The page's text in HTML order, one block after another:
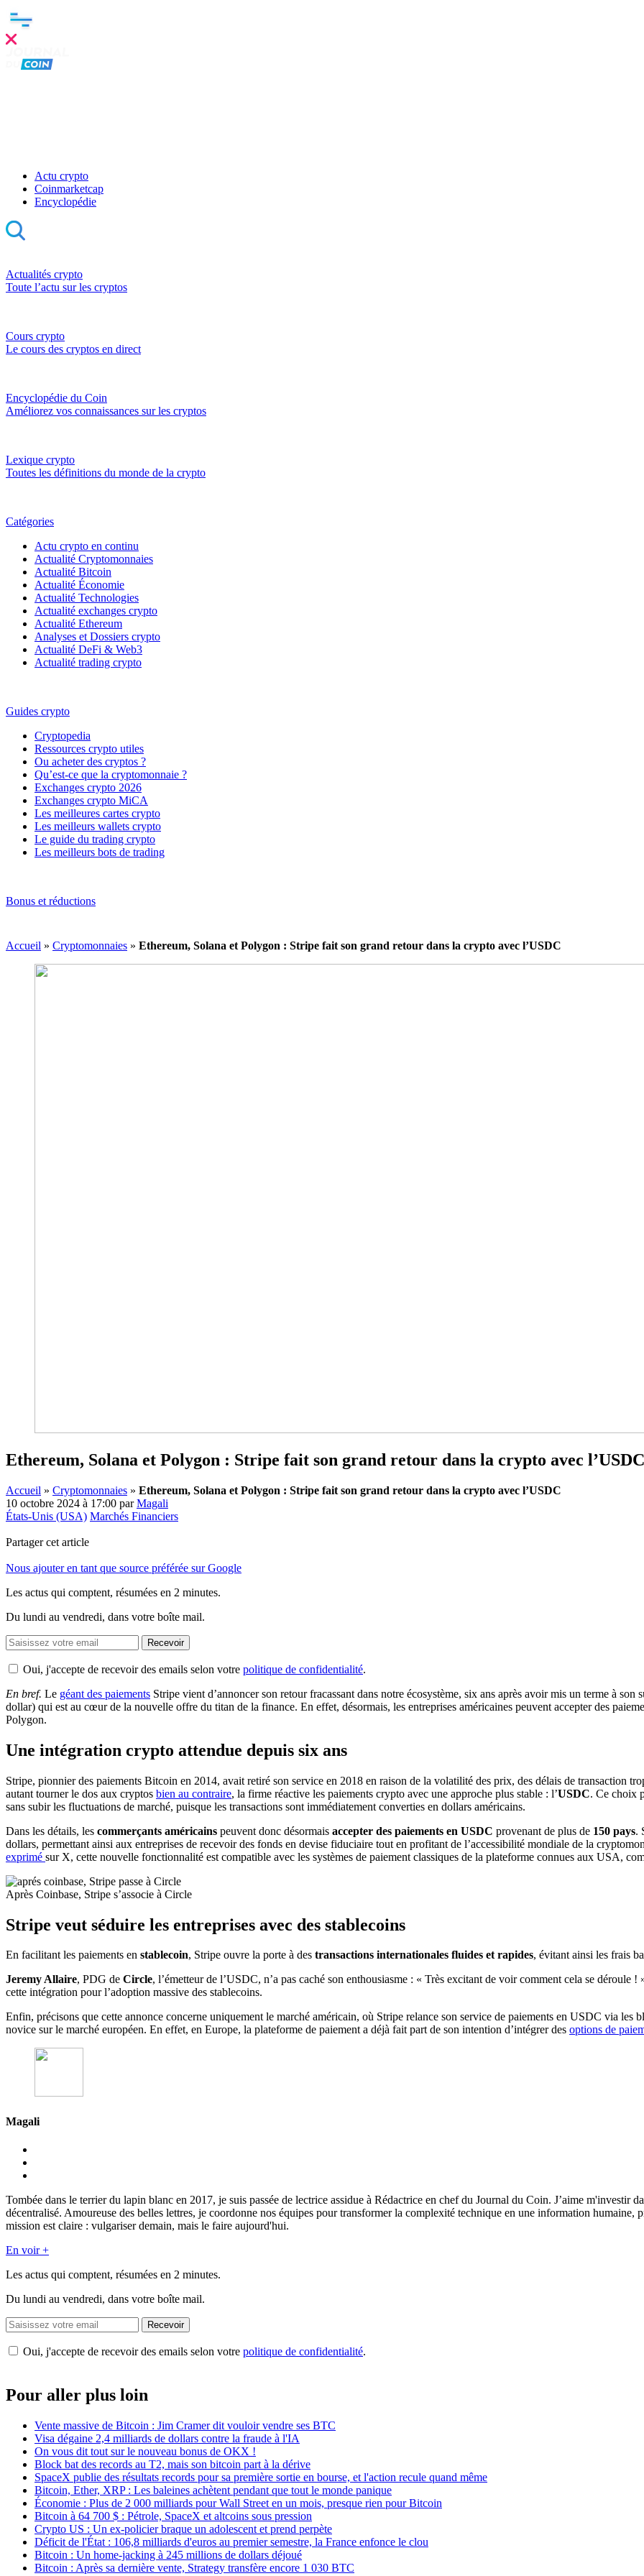
Actu crypto
Coinmarketcap
Encyclopédie
Actualités crypto
Toute l’actu sur les cryptos
Cours crypto
Le cours des cryptos en direct
Encyclopédie du Coin
Améliorez vos connaissances sur les cryptos
Lexique crypto
Toutes les définitions du monde de la crypto
Catégories
Actu crypto en continu
Actualité Cryptomonnaies
Actualité Bitcoin
Actualité Économie
Actualité Technologies
Actualité exchanges crypto
Actualité Ethereum
Analyses et Dossiers crypto
Actualité DeFi & Web3
Actualité trading crypto
Guides crypto
Cryptopedia
Ressources crypto utiles
Ou acheter des cryptos ?
Qu’est-ce que la cryptomonnaie ?
Exchanges crypto 2026
Exchanges crypto MiCA
Les meilleures cartes crypto
Les meilleurs wallets crypto
Le guide du trading crypto
Les meilleurs bots de trading
Bonus et réductions
Accueil » Cryptomonnaies » Ethereum, Solana et Polygon : Stripe fait son grand retour dans la crypto avec l’USDC
Ethereum, Solana et Polygon : Stripe fait son grand retour dans la crypto avec l’USDC
Accueil » Cryptomonnaies » Ethereum, Solana et Polygon : Stripe fait son grand retour dans la crypto avec l’USDC
10 octobre 2024 à 17:00 parMagali
États-Unis (USA) Marchés Financiers
Partager cet article
Nous ajouter en tant que source préférée sur Google
Les actus qui comptent, résumées en 2 minutes.
Du lundi au vendredi, dans votre boîte mail.
Recevoir
Oui, j'accepte de recevoir des emails selon votre politique de confidentialité.
En bref. Le géant des paiements Stripe vient d’annoncer son retour fracassant dans notre écosystème, six ans après avoir mis un terme à
dollar) qui est au cœur de la nouvelle offre du titan de la finance. En effet, désormais, les entreprises américaines peuvent accepter des
Polygon.
Une intégration crypto attendue depuis six ans
Stripe, pionnier des paiements Bitcoin en 2014, avait retiré son service en 2018 en raison de la volatilité des prix, des délais de transaction
autant tourner le dos aux cryptos bien au contraire, la firme réactive les paiements crypto avec une approche plus stable : l’USDC. Ce choix
sans subir les fluctuations de marché, puisque les transactions sont immédiatement converties en dollars américains.
Dans les détails, les commerçants américains peuvent donc désormais accepter des paiements en USDC provenant de plus de 150 pays.
dollars, permettant ainsi aux entreprises de recevoir des fonds en devise fiduciaire tout en profitant de l’accessibilité mondiale de la
exprimé sur X, cette nouvelle fonctionnalité est compatible avec les systèmes de paiement classiques de la plateforme connues aux USA,
Après Coinbase, Stripe s’associe à Circle
Stripe veut séduire les entreprises avec des stablecoins
En facilitant les paiements en stablecoin, Stripe ouvre la porte à des transactions internationales fluides et rapides, évitant ainsi les frais
Jeremy Allaire, PDG de Circle, l’émetteur de l’USDC, n’a pas caché son enthousiasme : « Très excitant de voir comment cela se déroule
cette intégration pour l’adoption massive des stablecoins.
Enfin, précisons que cette annonce concerne uniquement le marché américain, où Stripe relance son service de paiements en USDC via les
novice sur le marché européen. En effet, en Europe, la plateforme de paiement a déjà fait part de son intention d’intégrer des options de
Magali
Tombée dans le terrier du lapin blanc en 2017, je suis passée de lectrice assidue à Rédactrice en chef du Journal du Coin. J’aime m'investir
décentralisé. Amoureuse des belles lettres, je coordonne nos équipes pour transformer la complexité technique en une information humaine,
mission est claire : vulgariser demain, mais le faire aujourd'hui.
En voir +
Les actus qui comptent, résumées en 2 minutes.
Du lundi au vendredi, dans votre boîte mail.
Recevoir
Oui, j'accepte de recevoir des emails selon votre politique de confidentialité.
Pour aller plus loin
Vente massive de Bitcoin : Jim Cramer dit vouloir vendre ses BTC
Visa dégaine 2,4 milliards de dollars contre la fraude à l'IA
On vous dit tout sur le nouveau bonus de OKX !
Block bat des records au T2, mais son bitcoin part à la dérive
SpaceX publie des résultats records pour sa première sortie en bourse, et l'action recule quand même
Bitcoin, Ether, XRP : Les baleines achètent pendant que tout le monde panique
Économie : Plus de 2 000 milliards pour Wall Street en un mois, presque rien pour Bitcoin
Bitcoin à 64 700 $ : Pétrole, SpaceX et altcoins sous pression
Crypto US : Un ex-policier braque un adolescent et prend perpète
Déficit de l'État : 106,8 milliards d'euros au premier semestre, la France enfonce le clou
Bitcoin : Un home-jacking à 245 millions de dollars déjoué
Bitcoin : Après sa dernière vente, Strategy transfère encore 1 030 BTC